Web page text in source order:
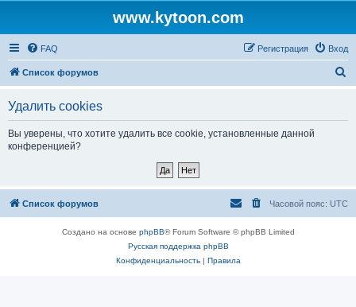
www.kytoon.com
FAQ Вход
Регистрация
Список форумов
Удалить cookies
Вы уверены, что хотите удалить все cookie, установленные данной
конференцией?
Список форумов Часовой пояс: UTC
Создано на основе phpBB® Forum Software © phpBB Limited
Русская поддержка phpBB
Конфиденциальность| Правила